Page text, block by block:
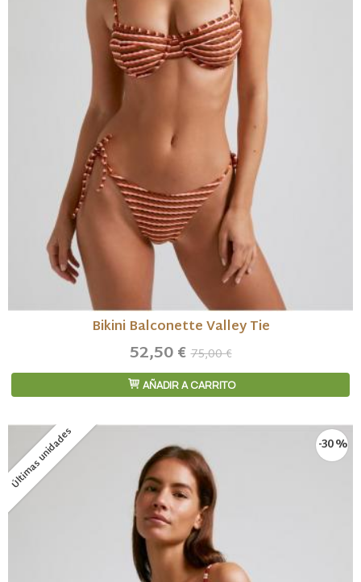
Bikini Balconette Valley Tie
52,50 €75,00 €
AÑADIR A CARRITO
Últimas unidades -30 %